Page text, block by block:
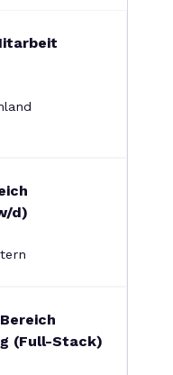
d)
(Full-Stack)